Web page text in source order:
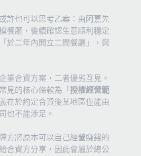
許也可以思考乙案：由阿嘉先
餐廳，後續確認生意順利穩定
於二年內開立二間餐廳」，與
業合資方案，二者優劣互見。
見的核心條款為「 授權經營範
在於約定合資後某地區僅能由
也不能涉足。
方將原本可以自己經營賺錢的
合資方分享，因此會屬於總公